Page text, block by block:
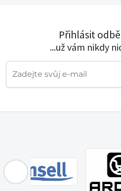
Přihlásit
...už vám nikdy